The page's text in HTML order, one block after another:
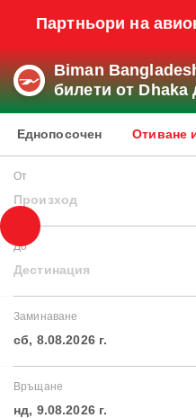
Партньори на
Biman
билети от Dhaka
Еднопосочен Отиване
От
Произход
До
Дестинация
Заминаване
сб, 8.08.2026 г.
Връщане
нд, 9.08.2026 г.